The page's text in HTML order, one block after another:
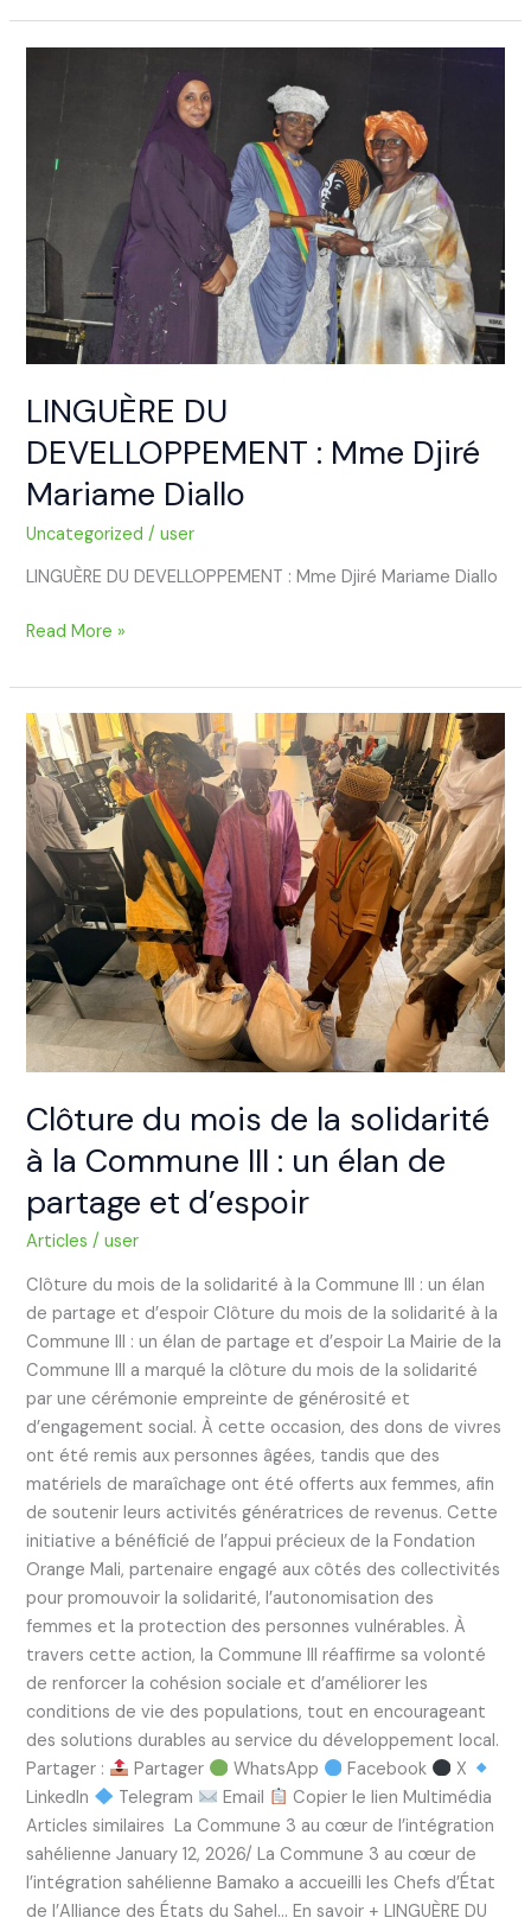
LINGUÈRE DU
DEVELLOPPEMENT : Mme Djiré
Mariame Diallo
Uncategorized /user
LINGUÈRE DU DEVELLOPPEMENT : Mme Djiré Mariame Diallo
DEVELLOPPEMENT
Mme
Djiré
Mariame
Diallo
Read More »
Clôture du mois de la solidarité
à la Commune III : un élan de
partage et d’espoir
Articles /user
Clôture du mois de la solidarité à la Commune III : un élan
de partage et d’espoir Clôture du mois de la solidarité à la
Commune III : un élan de partage et d’espoir La Mairie de la
Commune III a marqué la clôture du mois de la solidarité
par une cérémonie empreinte de générosité et
d’engagement social. À cette occasion, des dons de vivres
ont été remis aux personnes âgées, tandis que des
matériels de maraîchage ont été offerts aux femmes, afin
de soutenir leurs activités génératrices de revenus. Cette
initiative a bénéficié de l’appui précieux de la Fondation
Orange Mali, partenaire engagé aux côtés des collectivités
pour promouvoir la solidarité, l’autonomisation des
femmes et la protection des personnes vulnérables. À
travers cette action, la Commune III réaffirme sa volonté
de renforcer la cohésion sociale et d’améliorer les
conditions de vie des populations, tout en encourageant
des solutions durables au service du développement local.
Partager :
Partager WhatsApp Facebook
X
LinkedIn
Telegram Email
Copier le lien Multimédia
Articles similaires La Commune 3 au cœur de l’intégration
sahélienne January 12, 2026/ La Commune 3 au cœur de
l’intégration sahélienne Bamako a accueilli les Chefs d’État
de l’Alliance des États du Sahel… En savoir + LINGUÈRE DU
Clôture
du
mois
de
la
solidarité
Commune
III
:
un
élan
partage
et